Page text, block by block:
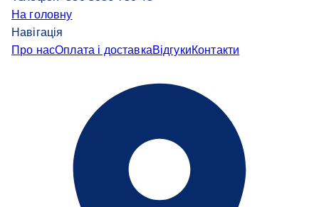
На головну
Навігація
Про насОплата і доставкаВідгукиКонтакти